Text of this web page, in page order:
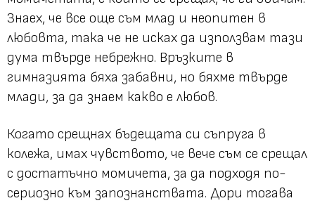
Знаех, че все още съм млад и неопитен в
любовта, така че не исках да използвам тази
дума твърде небрежно. Връзките в
гимназията бяха забавни, но бяхме твърде
млади, за да знаем какво е любов.
Когато срещнах бъдещата си съпруга в
колежа, имах чувството, че вече съм се срещал
с достатъчно момичета, за да подходя по-
сериозно към запознанствата. Дори тогава